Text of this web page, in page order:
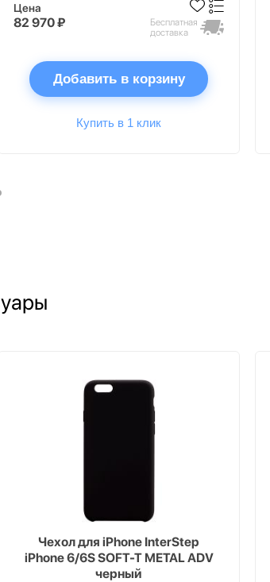
Цена
82 970 ₽
Бесплатная
доставка
Добавить в корзину
Купить в 1 клик
Чехол для iPhone InterStep
iPhone 6/6S SOFT-T METAL ADV
черный